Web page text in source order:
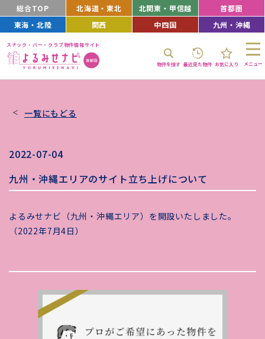
総合TOP 北海道・東北 北関東・甲信越
首都圏
東海・北陸
関西 中四国 九州・沖縄
スナック・バー・クラブ物件情報サイト
物件を探す 最近見た物件 お気に入り メニュー
一覧にもどる
2022-07-04
九州・沖縄エリアのサイト立ち上げについて
よるみせナビ（九州・沖縄エリア）を開設いたしました。
（2022年7月4日）